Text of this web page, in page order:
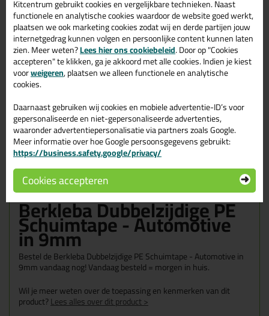
9% korting
Waarom dit product?
Waarom dit product?
Met
Hoge densiteit
bestand tegen alle weersinvloeden
Binnen en buiten toepasbaar!
Omschrijving Reviews (1)
Berkleba Dubbelzijdige PE
Schuimtape - Automotive
in 9mm
Bestel de Berkleba Dubbelzijdige PE Schuimtape - Automotive in
9mm vandaag nog! Vandaag besteld = morgen in huis.
Wil je meer weten over de toepassing en kenmerken van dit
product?Lees alles over dit product >
Kitcentrum gebruikt cookies en vergelijkbare technieken. Naast
functionele en analytische cookies waardoor de website goed werkt,
plaatsen we ook marketing cookies zodat wij en derde partijen jouw
internetgedrag kunnen volgen en persoonlijke content kunnen laten
zien. Meer weten?Lees hier ons cookiebeleid. Door op "Cookies
accepteren" te klikken, ga je akkoord met alle cookies. Indien je kiest
voorweigeren, plaatsen we alleen functionele en analytische
cookies.
Daarnaast gebruiken wij cookies en mobiele advertentie-ID’s voor
gepersonaliseerde en niet-gepersonaliseerde advertenties,
waaronder advertentiepersonalisatie via partners zoals Google.
Meer informatie over hoe Google persoonsgegevens gebruikt:
https://business.safety.google/privacy/
Cookies accepteren